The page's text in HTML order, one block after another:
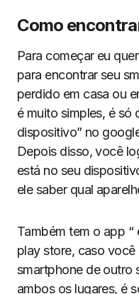
Como
Para começar eu
para encontrar seu
perdido em casa ou
é muito simples, é só
dispositivo” no
Depois disso, você
está no seu
ele saber qual
Também tem o app
play store, caso você
smartphone de outro
ambos os lugares, é